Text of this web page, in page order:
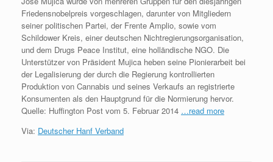
Friedensnobelpreis vorgeschlagen, darunter von Mitgliedern
seiner politischen Partei, der Frente Amplio, sowie vom
Schildower Kreis, einer deutschen Nichtregierungsorganisation,
und dem Drugs Peace Institut, eine holländische NGO. Die
Unterstützer von Präsident Mujica heben seine Pionierarbeit bei
der Legalisierung der durch die Regierung kontrollierten
Produktion von Cannabis und seines Verkaufs an registrierte
Konsumenten als den Hauptgrund für die Normierung hervor.
Quelle: Huffington Post vom 5. Februar 2014 …read more
Via: Deutscher Hanf Verband